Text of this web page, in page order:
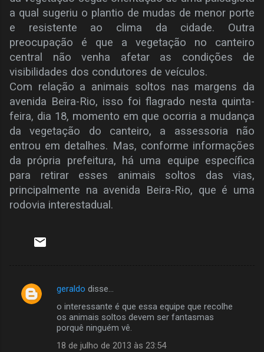
a qual sugeriu o plantio de mudas de menor porte
e resistente ao clima da cidade. Outra
preocupação é que a vegetação no canteiro
central não venha afetar as condições de
visibilidades dos condutores de veículos.
Com relação a animais soltos nas margens da
avenida Beira-Rio, isso foi flagrado nesta quinta-
feira, dia 18, momento em que ocorria a mudança
da vegetação do canteiro, a assessoria não
entrou em detalhes. Mas, conforme informações
da própria prefeitura, há uma equipe específica
para retirar esses animais soltos das vias,
principalmente na avenida Beira-Rio, que é uma
rodovia interestadual.
C
geraldo disse…
o interessante é que essa equipe que recolhe
os animais soltos devem ser fantasmas
porquê ninguém vê.
18 de julho de 2013 às 23:54